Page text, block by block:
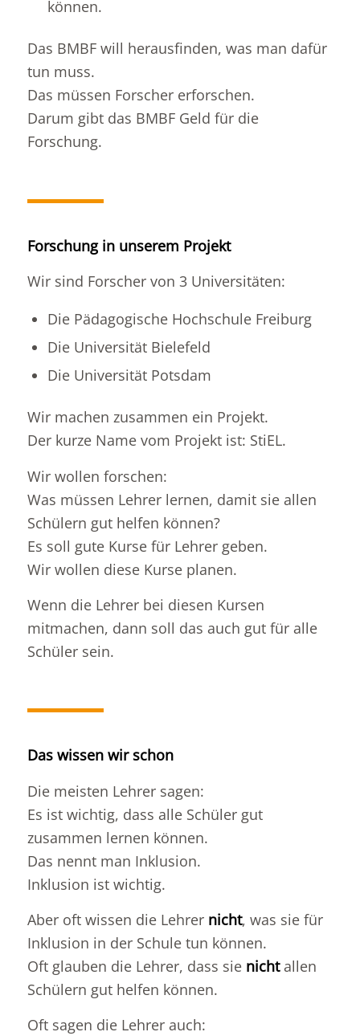
können.
Das BMBF will herausfinden, was man dafür
tun muss.
Das müssen Forscher erforschen.
Darum gibt das BMBF Geld für die
Forschung.
Forschung in unserem Projekt
Wir sind Forscher von 3 Universitäten:
Die Pädagogische Hochschule Freiburg
Die Universität Bielefeld
Die Universität Potsdam
Wir machen zusammen ein Projekt.
Der kurze Name vom Projekt ist: StiEL.
Wir wollen forschen:
Was müssen Lehrer lernen, damit sie allen
Schülern gut helfen können?
Es soll gute Kurse für Lehrer geben.
Wir wollen diese Kurse planen.
Wenn die Lehrer bei diesen Kursen
mitmachen, dann soll das auch gut für alle
Schüler sein.
Das wissen wir schon
Die meisten Lehrer sagen:
Es ist wichtig, dass alle Schüler gut
zusammen lernen können.
Das nennt man Inklusion.
Inklusion ist wichtig.
Aber oft wissen die Lehrer nicht, was sie für
Inklusion in der Schule tun können.
Oft glauben die Lehrer, dass sie nichtallen
Schülern gut helfen können.
Oft sagen die Lehrer auch: